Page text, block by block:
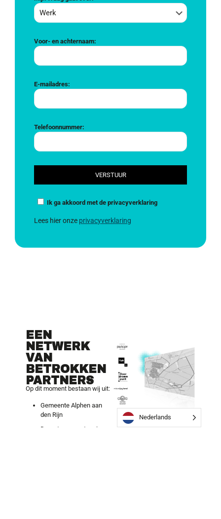
Voor- en achternaam:
E-mailadres:
Telefoonnummer:
Ik ga akkoord met de privacyverklaring
Lees hier onze privacyverklaring
EEN
NETWERK
VAN
BETROKKEN
PARTNERS
Op dit moment bestaan wij uit:
Gemeente Alphen aan
den Rijn
Doorstroompunt regio
Nederlands